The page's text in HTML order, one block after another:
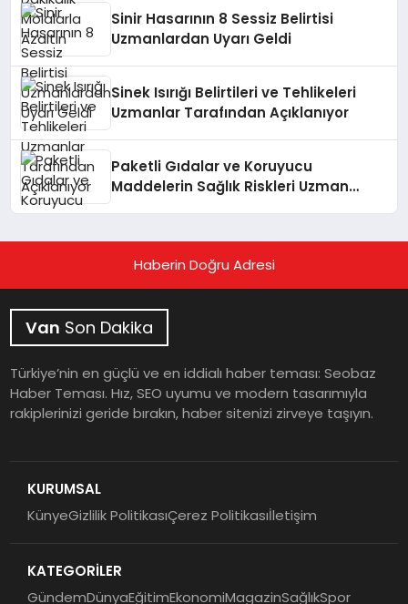
Sinir Hasarının 8 Sessiz Belirtisi
Uzmanlardan Uyarı Geldi
Sinek Isırığı Belirtileri ve Tehlikeleri
Uzmanlar Tarafından Açıklanıyor
Paketli Gıdalar ve Koruyucu
Maddelerin Sağlık Riskleri Uzman
Haberin Doğru Adresi
Van Son Dakika
Türkiye’nin en güçlü ve en iddialı haber teması: Seobaz
Haber Teması. Hız, SEO uyumu ve modern tasarımıyla
rakiplerinizi geride bırakın, haber sitenizi zirveye taşıyın.
KURUMSAL
KünyeGizlilik PolitikasıÇerez Politikasıİletişim
KATEGORİLER
GündemDünyaEğitimEkonomiMagazinSağlıkSpor